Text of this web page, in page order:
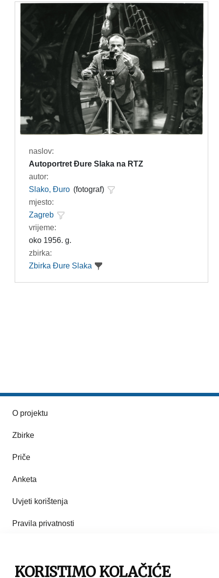
naslov:
Autoportret Đure Slaka na RTZ
autor:
Slako, Đuro (fotograf)
mjesto:
Zagreb
vrijeme:
oko 1956. g.
zbirka:
Zbirka Đure Slaka
O projektu
Zbirke
Priče
Anketa
Uvjeti korištenja
Pravila privatnosti
Pravila korištenja
KORISTIMO KOLAČIĆE